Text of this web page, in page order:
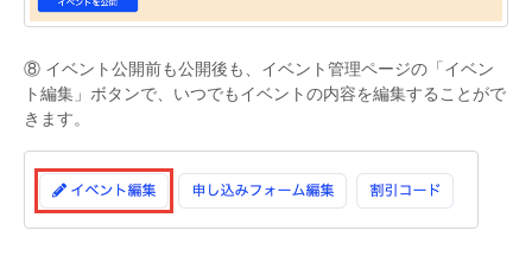
⑧ イベント公開前も公開後も、イベント管理ページの「イベン
ト編集」ボタンで、いつでもイベントの内容を編集することがで
きます。